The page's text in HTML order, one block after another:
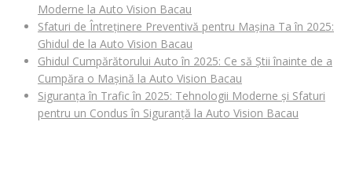
Moderne la Auto Vision Bacau
Sfaturi de Întreținere Preventivă pentru Mașina Ta în 2025:
Ghidul de la Auto Vision Bacau
Ghidul Cumpărătorului Auto în 2025: Ce să Știi înainte de a
Cumpăra o Mașină la Auto Vision Bacau
Siguranța în Trafic în 2025: Tehnologii Moderne și Sfaturi
pentru un Condus în Siguranță la Auto Vision Bacau